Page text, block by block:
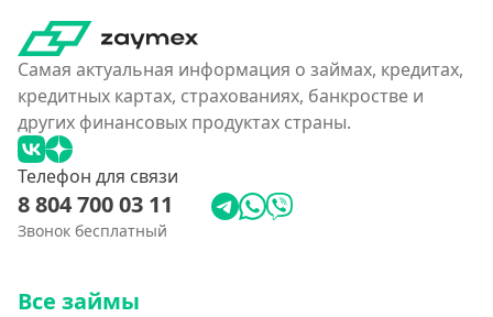
Самая актуальная информация о займах, кредитах,
кредитных картах, страхованиях, банкростве и
других финансовых продуктах страны.
Телефон для связи
8 804 700 03 11
Звонок бесплатный
Все займы